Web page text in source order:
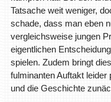
Tatsache weit weniger,
schade, dass man eben
vergleichsweise jungen
eigentlichen
spielen. Zudem bringt
fulminanten Auftakt leider
und die Geschichte